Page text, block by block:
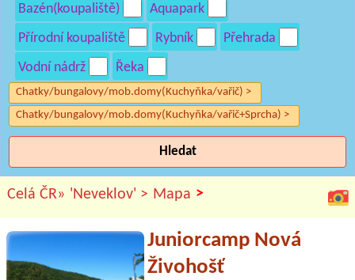
Bazén(koupaliště)
Aquapark
Přírodní koupaliště
Rybník
Přehrada
Vodní nádrž
Řeka
Chatky/bungalovy/mob.domy(Kuchyňka/vařič) >
Chatky/bungalovy/mob.domy(Kuchyňka/vařič+Sprcha) >
Hledat
Celá ČR» 'Neveklov' > Mapa >
Juniorcamp Nová
Živohošť